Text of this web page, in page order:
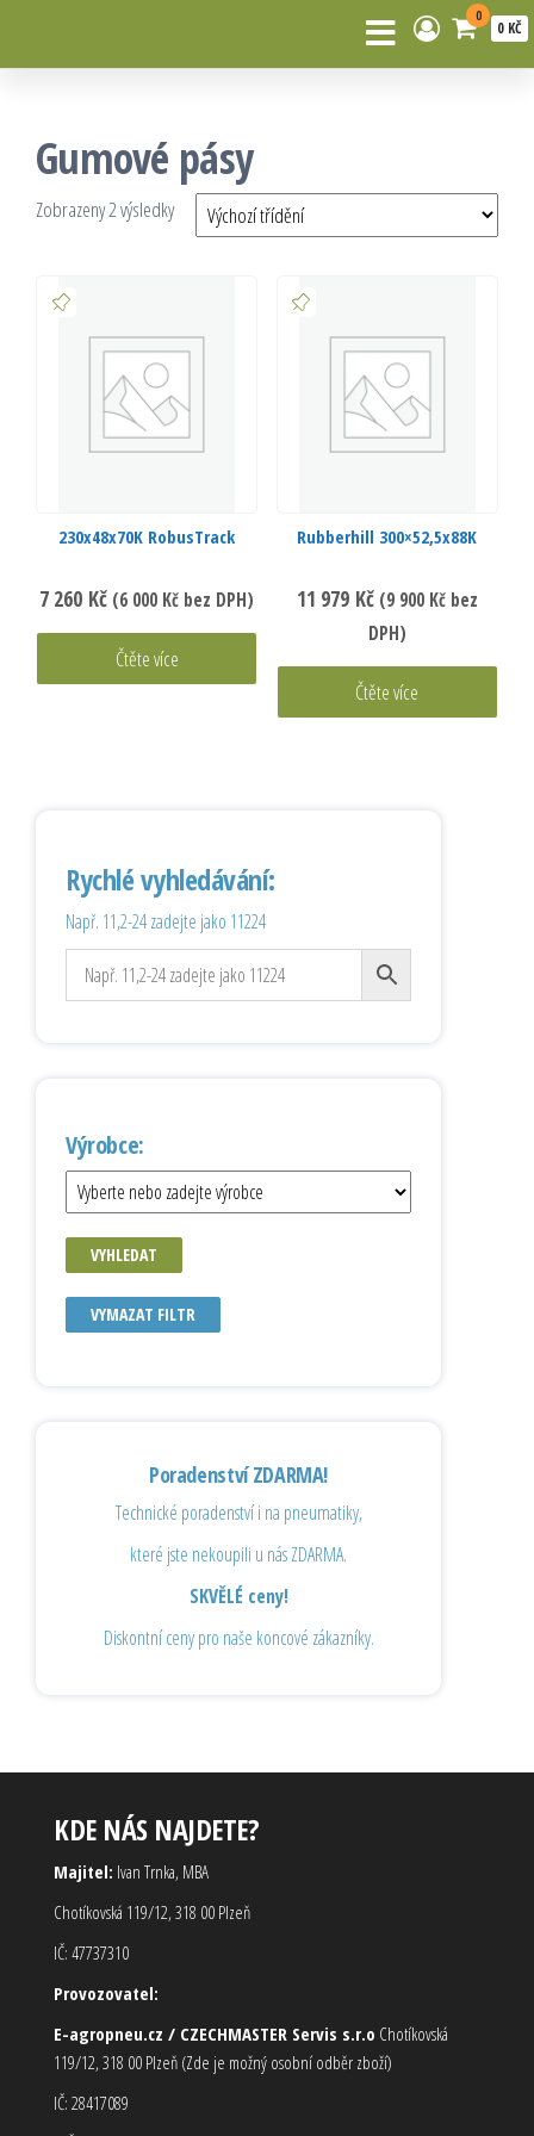
0
0 KČ
Gumové pásy
Zobrazeny 2 výsledky
230x48x70K RobusTrack
7 260 Kč (6 000 Kč bez DPH)
Čtěte více
Rubberhill 300×52,5x88K
11 979 Kč (9 900 Kčbez
DPH)
Čtěte více
Rychlé vyhledávání:
Např. 11,2-24 zadejte jako 11224
Výrobce:
VYHLEDAT
VYMAZAT FILTR
Poradenství ZDARMA!
Technické poradenství i na pneumatiky,
které jste nekoupili u nás ZDARMA.
SKVĚLÉ ceny!
Diskontní ceny pro naše koncové zákazníky.
KDE NÁS NAJDETE?
Majitel: Ivan Trnka, MBA
Chotíkovská 119/12, 318 00 Plzeň
IČ: 47737310
Provozovatel:
E-agropneu.cz / CZECHMASTER Servis s.r.o Chotíkovská
119/12, 318 00 Plzeň (Zde je možný osobní odběr zboží)
IČ: 28417089